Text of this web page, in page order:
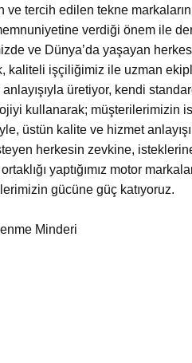
ve tercih edilen tekne
verdiği önem ile
ve Dünya’da yaşayan
kaliteli işçiliğimiz ile uzman
üretiyor, kendi
kullanarak; müşterilerimizin
üstün kalite ve hizmet
herkesin zevkine,
yaptığımız motor
gücüne güç katıyoruz.
Minderi